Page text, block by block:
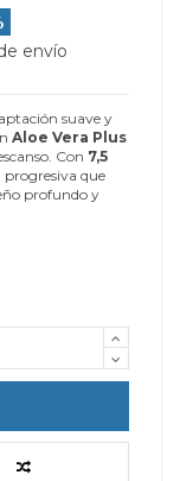
envío
suave y
Aloe Vera Plus
Con 7,5
que
profundo y